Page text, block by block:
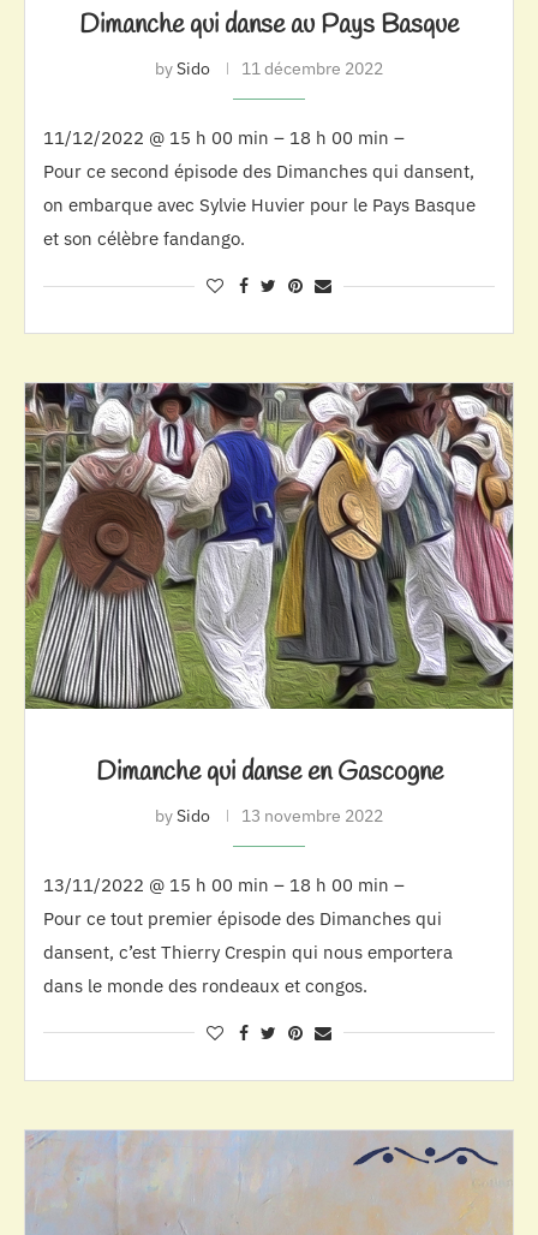
Dimanche qui danse au Pays Basque
bySido 11 décembre 2022
11/12/2022 @ 15 h 00 min – 18 h 00 min –
Pour ce second épisode des Dimanches qui dansent,
on embarque avec Sylvie Huvier pour le Pays Basque
et son célèbre fandango.
Dimanche qui danse en Gascogne
bySido 13 novembre 2022
13/11/2022 @ 15 h 00 min – 18 h 00 min –
Pour ce tout premier épisode des Dimanches qui
dansent, c’est Thierry Crespin qui nous emportera
dans le monde des rondeaux et congos.